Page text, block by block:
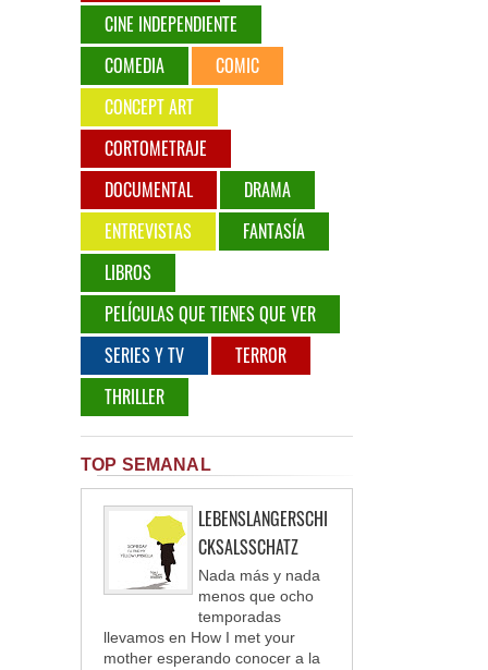
CINE INDEPENDIENTE
COMEDIA
COMIC
CONCEPT ART
CORTOMETRAJE
DOCUMENTAL
DRAMA
ENTREVISTAS
FANTASÍA
LIBROS
PELÍCULAS QUE TIENES QUE VER
SERIES Y TV
TERROR
THRILLER
TOP SEMANAL
LEBENSLANGERSCHI
CKSALSSCHATZ
Nada más y nada
menos que ocho
temporadas
llevamos en How I met your
mother esperando conocer a la